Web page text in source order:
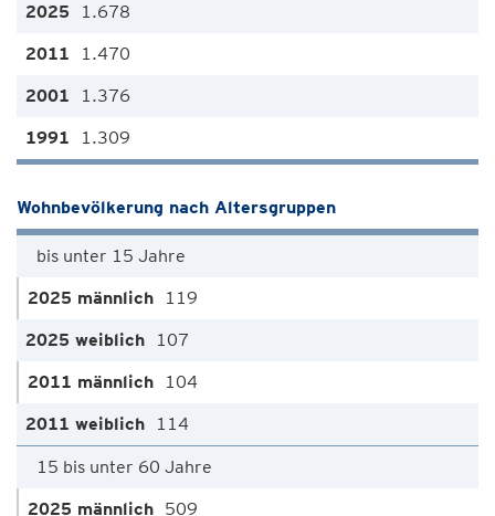
1.678
1.470
1.376
1.309
Wohnbevölkerung nach Altersgruppen
bis unter 15 Jahre
119
107
104
114
15 bis unter 60 Jahre
509